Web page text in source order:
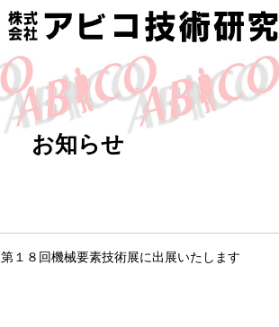
お知らせ
第１８回機械要素技術展に出展いたします